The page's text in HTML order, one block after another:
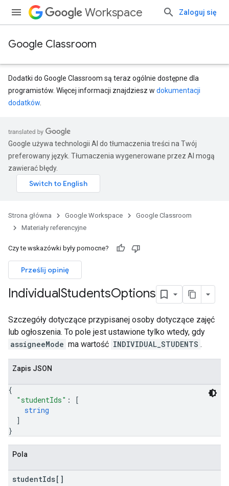
Workspace Zaloguj się
Google Classroom
Dodatki do Google Classroom są teraz ogólnie dostępne dla
programistów. Więcej informacji znajdziesz w dokumentacji
dodatków
Google używa technologii AI do tłumaczenia treści na Twój
preferowany język. Tłumaczenia wygenerowane przez AI mogą
zawierać błędy.
Strona główna Google Workspace
Google Classroom
Materiały referencyjne
Czy te wskazówki były pomocne?
Prześlij opinię
IndividualStudentsOptions
Szczegóły dotyczące przypisanej osoby dotyczące zajęć
lub ogłoszenia. To pole jest ustawione tylko wtedy, gdy
assigneeMode ma wartość INDIVIDUAL_STUDENTS .
Zapis JSON
{
"studentIds" :
[
string
]
}
Pola
studentIds[]